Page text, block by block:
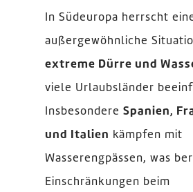
In Südeuropa herrscht
außergewöhnliche
extreme Dürre und
viele Urlaubsländer
Insbesondere Spanien,
und Italien kämpfen mit
Wasserengpässen, was
Einschränkungen beim